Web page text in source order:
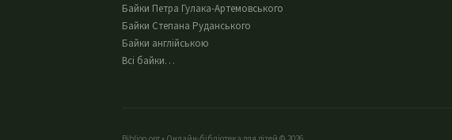
Байки Петра Гулака-Артемовського
Байки Степана Руданського
Байки англійською
Всі байки…